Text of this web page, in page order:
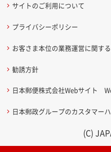
サイトのご利用について
プライバシーポリシー
お客さま本位の業務運営に関す
勧誘方針
日本郵便株式会社Webサイト
日本郵政グループのカスタマー
(C)